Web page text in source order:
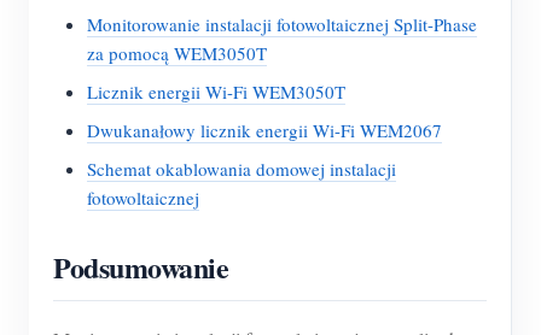
Monitorowanie instalacji fotowoltaicznej Split-Phase
za pomocą WEM3050T
Licznik energii Wi-Fi WEM3050T
Dwukanałowy licznik energii Wi-Fi WEM2067
Schemat okablowania domowej instalacji
fotowoltaicznej
Podsumowanie